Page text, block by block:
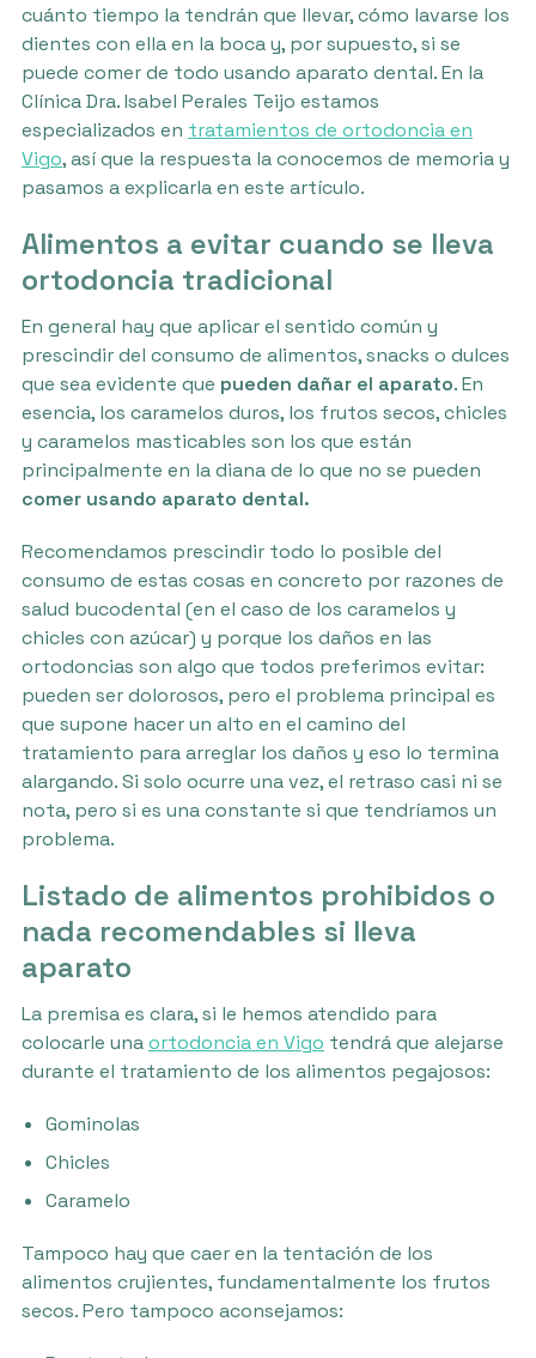
cuánto tiempo la tendrán que llevar, cómo lavarse los
dientes con ella en la boca y, por supuesto, si se
puede comer de todo usando aparato dental. En la
Clínica Dra. Isabel Perales Teijo estamos
especializados en tratamientos de ortodoncia en
Vigo, así que la respuesta la conocemos de memoria y
pasamos a explicarla en este artículo.
Alimentos a evitar cuando se lleva
ortodoncia tradicional
En general hay que aplicar el sentido común y
prescindir del consumo de alimentos, snacks o dulces
que sea evidente que pueden dañar el aparato. En
esencia, los caramelos duros, los frutos secos, chicles
y caramelos masticables son los que están
principalmente en la diana de lo que no se pueden
comer usando aparato dental.
Recomendamos prescindir todo lo posible del
consumo de estas cosas en concreto por razones de
salud bucodental (en el caso de los caramelos y
chicles con azúcar) y porque los daños en las
ortodoncias son algo que todos preferimos evitar:
pueden ser dolorosos, pero el problema principal es
que supone hacer un alto en el camino del
tratamiento para arreglar los daños y eso lo termina
alargando. Si solo ocurre una vez, el retraso casi ni se
nota, pero si es una constante si que tendríamos un
problema.
Listado de alimentos prohibidos o
nada recomendables si lleva
aparato
La premisa es clara, si le hemos atendido para
colocarle unaortodoncia en Vigo tendrá que alejarse
durante el tratamiento de los alimentos pegajosos:
Gominolas
Chicles
Caramelo
Tampoco hay que caer en la tentación de los
alimentos crujientes, fundamentalmente los frutos
secos. Pero tampoco aconsejamos: